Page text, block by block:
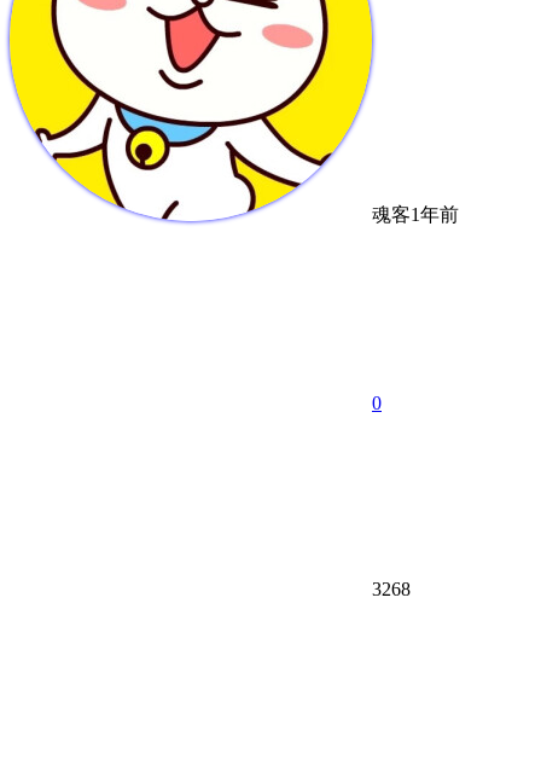
魂客1年前
0
3268